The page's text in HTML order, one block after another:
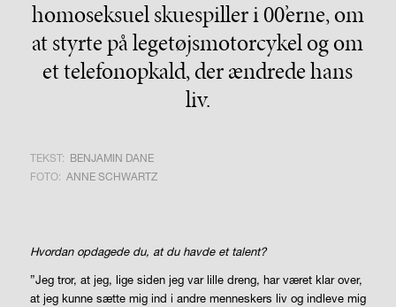
homoseksuel skuespiller i 00’erne, om
at styrte på legetøjsmotorcykel og om
et telefonopkald, der ændrede hans
liv.
TEKST: BENJAMIN DANE
FOTO: ANNE SCHWARTZ
Hvordan opdagede du, at du havde et talent?
”Jeg tror, at jeg, lige siden jeg var lille dreng, har været klar over,
at jeg kunne sætte mig ind i andre menneskers liv og indleve mig